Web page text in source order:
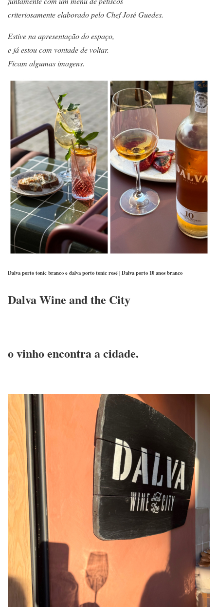
criteriosamente elaborado pelo Chef José Guedes.
Estive na apresentação do espaço,
e já estou com vontade de voltar.
Ficam algumas imagens.
Dalva porto tonic branco e dalva porto tonic rosé | Dalva porto 10 anos branco
Dalva Wine and the City
o vinho encontra a cidade.